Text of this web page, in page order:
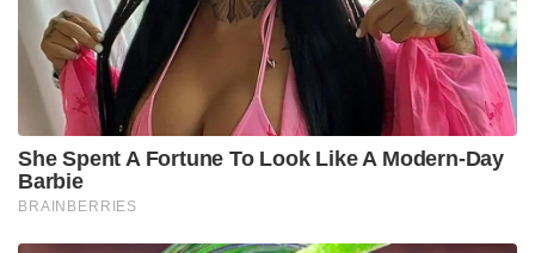
गुरुवार को पूजा के बाद हल्दी की एक गांठ को पीले कपड़े में
लपेटकर अपने गले या कलाई में धारण करें। मान्यता है कि
ऐसा करने से गुरु ग्रह की स्थिति मजबूत होती है और करियर,
व्यवसाय व जीवन में सुख-संपन्नता आती है।
🪔गुरुवार के लाभ
लाभ उपाय